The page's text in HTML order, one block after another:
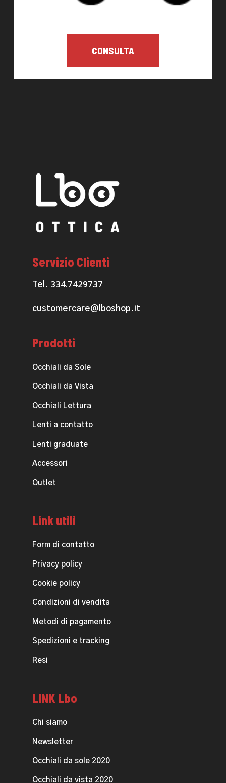
CONSULTA
Servizio Clienti
Tel. 334.7429737
customercare@lboshop.it
Prodotti
Occhiali da Sole
Occhiali da Vista
Occhiali Lettura
Lenti a contatto
Lenti graduate
Accessori
Outlet
Link utili
Form di contatto
Privacy policy
Cookie policy
Condizioni di vendita
Metodi di pagamento
Spedizioni e tracking
Resi
LINK Lbo
Chi siamo
Newsletter
Occhiali da sole 2020
Occhiali da vista 2020